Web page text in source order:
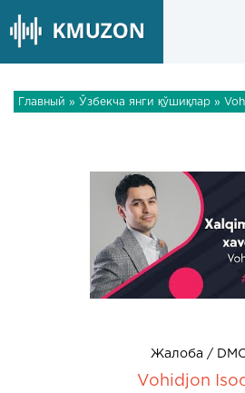
Главный » Ўзбекча янги қўшиқлар »
Жалоба /
Vohidjon